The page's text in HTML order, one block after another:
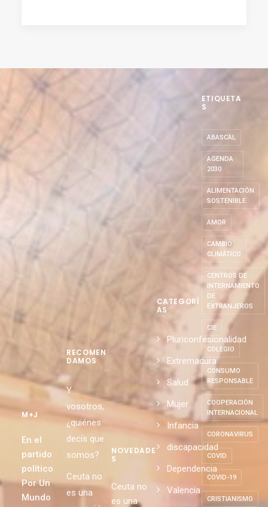
M+J
En el
partido
político
Por Un
Mundo
RECOMEN
DAMOS
Y
vosotros,
¿quiénes
decís que
somos?
Ceuta no
es una
NOVEDADE
S
Ceuta no
es una
CATEGORÍ
AS
Pluriconfesionalidad
Extremadura
Salud
Mujer
Infancia
discapacidad
Dependencia
Valencia
ETIQUETA
S
ABASCAL
AGENDA
2030
ALIMENTACIÓN
SOSTENIBLE
AMOR
CAMBIO
CLIMÁTICO
CENTROS DE
INTERNAMIENTO
DE
EXTRANJEROS
CIE
COLEGIO
CONSUMO
RESPONSABLE
COOPERACIÓN
INTERNACIONAL
CORONAVIRUS
COVID
COVID-19
CRISTIANISMO